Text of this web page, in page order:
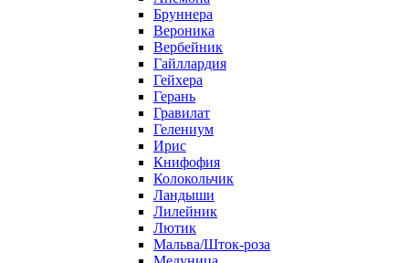
Бруннера
Вероника
Вербейник
Гайллардия
Гейхера
Герань
Гравилат
Гелениум
Ирис
Книфофия
Колокольчик
Ландыши
Лилейник
Лютик
Мальва/Шток-роза